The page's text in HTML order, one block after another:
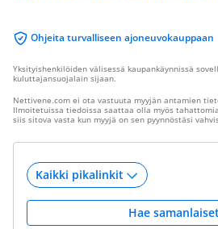
Ohjeita turvalliseen ajoneuvokauppaan
Yksityishenkilöiden välisessä kaupankäynnissä
kuluttajansuojalain sijaan.
Nettivene.com ei ota vastuuta myyjän antamien
Ilmoitetuissa tiedoissa saattaa olla myös
siis sitova vasta kun myyjä on sen pyynnöstäsi
Hae